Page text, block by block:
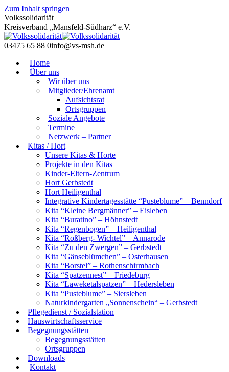
Zum Inhalt springen
Volkssolidarität
Kreisverband „Mansfeld-Südharz“ e.V.
03475 65 88 0info@vs-msh.de
Home
Über uns
Wir über uns
Mitglieder/Ehrenamt
Aufsichtsrat
Ortsgruppen
Soziale Angebote
Termine
Netzwerk – Partner​
Kitas / Hort
Unsere Kitas & Horte
Projekte in den Kitas
Kinder-Eltern-Zentrum
Hort Gerbstedt
Hort Heiligenthal
Integrative Kindertagesstätte “Pusteblume” – Benndorf
Kita “Kleine Bergmänner” – Eisleben
Kita “Buratino” – Höhnstedt
Kita “Regenbogen” – Heiligenthal
Kita “Roßberg- Wichtel” – Annarode
Kita “Zu den Zwergen” – Gerbstedt
Kita “Gänseblümchen” – Osterhausen
Kita “Borstel” – Rothenschirmbach
Kita “Spatzennest” – Friedeburg
Kita “Laweketalspatzen” – Hedersleben
Kita “Pusteblume” – Siersleben
Naturkindergarten „Sonnenschein“ – Gerbstedt
Pflegedienst / Sozialstation
Hauswirtschaftsservice
Begegnungsstätten
Begegnungsstätten
Ortsgruppen
Downloads
Kontakt